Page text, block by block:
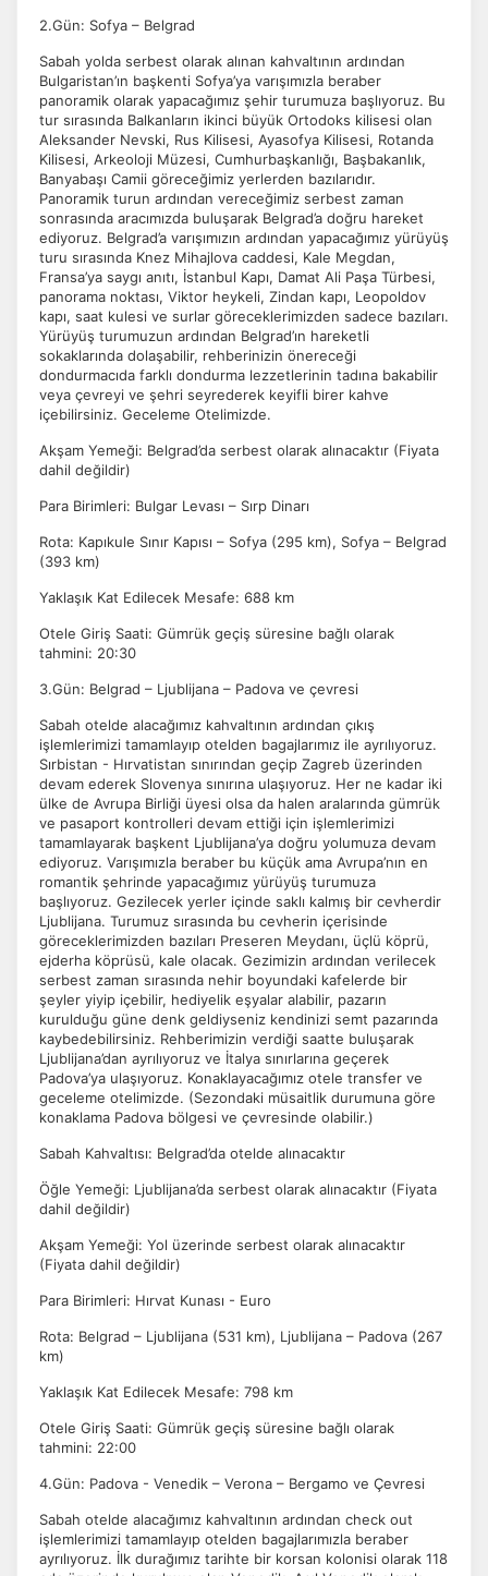
2.Gün: Sofya – Belgrad
Sabah yolda serbest olarak alınan kahvaltının ardından
Bulgaristan’ın başkenti Sofya’ya varışımızla beraber
panoramik olarak yapacağımız şehir turumuza başlıyoruz. Bu
tur sırasında Balkanların ikinci büyük Ortodoks kilisesi olan
Aleksander Nevski, Rus Kilisesi, Ayasofya Kilisesi, Rotanda
Kilisesi, Arkeoloji Müzesi, Cumhurbaşkanlığı, Başbakanlık,
Banyabaşı Camii göreceğimiz yerlerden bazılarıdır.
Panoramik turun ardından vereceğimiz serbest zaman
sonrasında aracımızda buluşarak Belgrad’a doğru hareket
ediyoruz. Belgrad’a varışımızın ardından yapacağımız yürüyüş
turu sırasında Knez Mihajlova caddesi, Kale Megdan,
Fransa’ya saygı anıtı, İstanbul Kapı, Damat Ali Paşa Türbesi,
panorama noktası, Viktor heykeli, Zindan kapı, Leopoldov
kapı, saat kulesi ve surlar göreceklerimizden sadece bazıları.
Yürüyüş turumuzun ardından Belgrad’ın hareketli
sokaklarında dolaşabilir, rehberinizin önereceği
dondurmacıda farklı dondurma lezzetlerinin tadına bakabilir
veya çevreyi ve şehri seyrederek keyifli birer kahve
içebilirsiniz. Geceleme Otelimizde.
Akşam Yemeği: Belgrad’da serbest olarak alınacaktır (Fiyata
dahil değildir)
Para Birimleri: Bulgar Levası – Sırp Dinarı
Rota: Kapıkule Sınır Kapısı – Sofya (295 km), Sofya – Belgrad
(393 km)
Yaklaşık Kat Edilecek Mesafe: 688 km
Otele Giriş Saati: Gümrük geçiş süresine bağlı olarak
tahmini: 20:30
3.Gün: Belgrad – Ljublijana – Padova ve çevresi
Sabah otelde alacağımız kahvaltının ardından çıkış
işlemlerimizi tamamlayıp otelden bagajlarımız ile ayrılıyoruz.
Sırbistan - Hırvatistan sınırından geçip Zagreb üzerinden
devam ederek Slovenya sınırına ulaşıyoruz. Her ne kadar iki
ülke de Avrupa Birliği üyesi olsa da halen aralarında gümrük
ve pasaport kontrolleri devam ettiği için işlemlerimizi
tamamlayarak başkent Ljublijana’ya doğru yolumuza devam
ediyoruz. Varışımızla beraber bu küçük ama Avrupa’nın en
romantik şehrinde yapacağımız yürüyüş turumuza
başlıyoruz. Gezilecek yerler içinde saklı kalmış bir cevherdir
Ljublijana. Turumuz sırasında bu cevherin içerisinde
göreceklerimizden bazıları Preseren Meydanı, üçlü köprü,
ejderha köprüsü, kale olacak. Gezimizin ardından verilecek
serbest zaman sırasında nehir boyundaki kafelerde bir
şeyler yiyip içebilir, hediyelik eşyalar alabilir, pazarın
kurulduğu güne denk geldiyseniz kendinizi semt pazarında
kaybedebilirsiniz. Rehberimizin verdiği saatte buluşarak
Ljublijana’dan ayrılıyoruz ve İtalya sınırlarına geçerek
Padova’ya ulaşıyoruz. Konaklayacağımız otele transfer ve
geceleme otelimizde. (Sezondaki müsaitlik durumuna göre
konaklama Padova bölgesi ve çevresinde olabilir.)
Sabah Kahvaltısı: Belgrad’da otelde alınacaktır
Öğle Yemeği: Ljublijana’da serbest olarak alınacaktır (Fiyata
dahil değildir)
Akşam Yemeği: Yol üzerinde serbest olarak alınacaktır
(Fiyata dahil değildir)
Para Birimleri: Hırvat Kunası - Euro
Rota: Belgrad – Ljublijana (531 km), Ljublijana – Padova (267
km)
Yaklaşık Kat Edilecek Mesafe: 798 km
Otele Giriş Saati: Gümrük geçiş süresine bağlı olarak
tahmini: 22:00
4.Gün: Padova - Venedik – Verona – Bergamo ve Çevresi
Sabah otelde alacağımız kahvaltının ardından check out
işlemlerimizi tamamlayıp otelden bagajlarımızla beraber
ayrılıyoruz. İlk durağımız tarihte bir korsan kolonisi olarak 118